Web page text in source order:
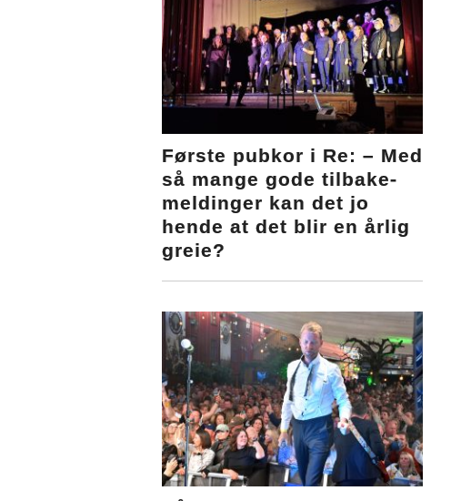
Første pubkor i Re: – Med
så mange gode tilbake-
meldinger kan det jo
hende at det blir en årlig
greie?